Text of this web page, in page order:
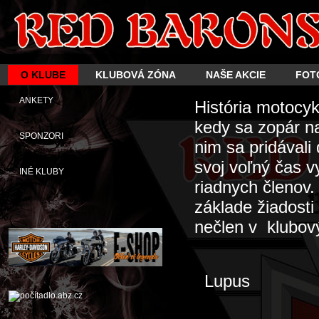
O KLUBE KLUBOVÁ ZÓNA NAŠE AKCIE
História
kedy sa zopár
nim sa
svoj voľný čas
riadnych
základe
nečlen v
Lupus
ANKETY
SPONZORI
INÉ KLUBY